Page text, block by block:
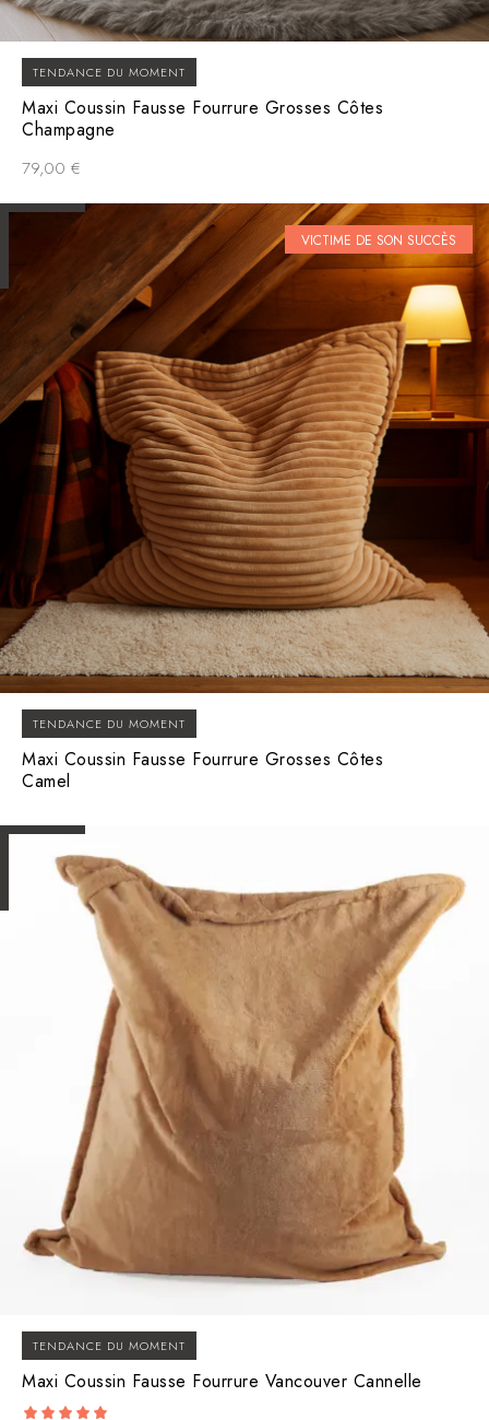
TENDANCE DU MOMENT
Maxi Coussin Fausse Fourrure Grosses Côtes
Champagne
79,00 €
TENDANCE DU MOMENT
Maxi Coussin Fausse Fourrure Grosses Côtes
Camel
VICTIME DE SON SUCCÈS
TENDANCE DU MOMENT
Maxi Coussin Fausse Fourrure Vancouver Cannelle